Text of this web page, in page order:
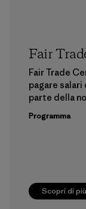
Scopri di più
Fair
Fair Trade
pagare
parte della
Programma